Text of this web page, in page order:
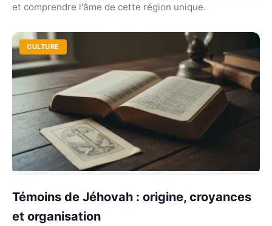
et comprendre l'âme de cette région unique.
CULTURE
Témoins de Jéhovah : origine, croyances
et organisation